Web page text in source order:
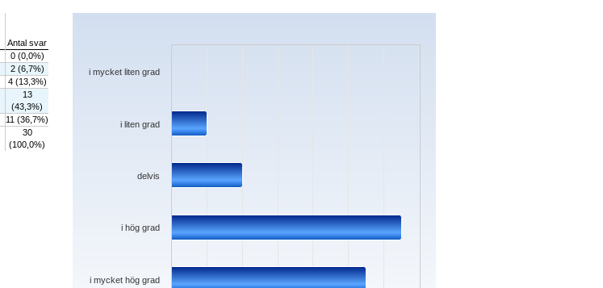
Antal svar
0 (0,0%)
2 (6,7%)
4 (13,3%)
13
(43,3%)
11 (36,7%)
30
(100,0%)
Chart
The chart has 1 X axis displaying categories.
i mycket hög grad
i hög grad
delvis
i liten grad
i mycket liten grad